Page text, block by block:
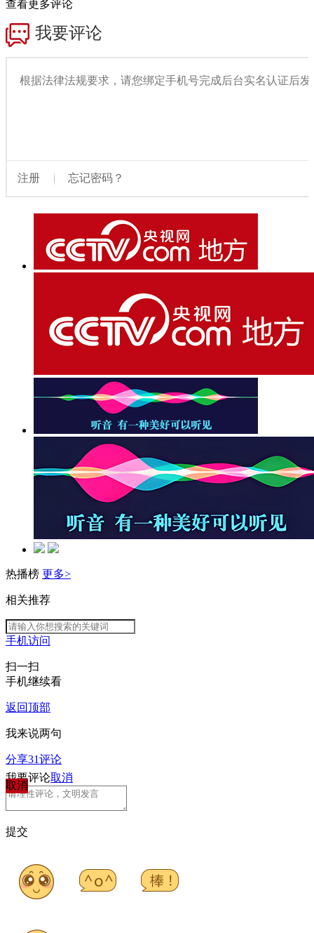
查看更多评论
热播榜 更多>
相关推荐
手机访问
扫一扫
手机继续看
返回顶部
我来说两句
分享31评论
取消
我要评论取消
提交